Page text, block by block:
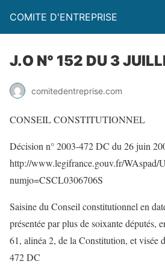
COMITE D'ENTREPRISE
J.O N° 152 DU 3
comitedentreprise.com
CONSEIL CONSTITUTIONNEL
Décision n° 2003-472 DC du 26 juin
http://www.legifrance.gouv.fr/WAspad/
numjo=CSCL0306706S
Saisine du Conseil constitutionnel en
présentée par plus de soixante députés,
61, alinéa 2, de la Constitution, et visée
472 DC